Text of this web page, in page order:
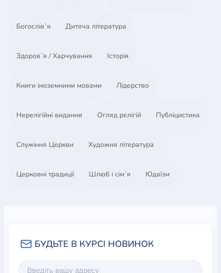
складання.
Розмір 150х225 мм.
Богослів`я Дитяча література
Здоров`я / Харчування Історія
Книги іноземними мовами Лідерство
Нерелігійні видання Огляд релігій Публіцистика
Служіння Церкви Художня література
Церковні традиції Шлюб і сім`я Юдаїзм